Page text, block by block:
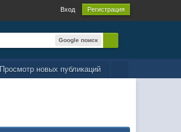
Вход Регистрация
Google поиск
Просмотр новых публикаций